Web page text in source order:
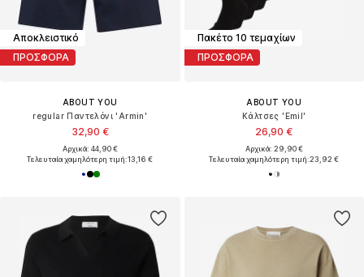
Αποκλειστικό
ΠΡΟΣΦΟΡΑ
ABOUT YOU
regular Παντελόνι 'Armin'
32,90 €
Αρχικά: 44,90 €
Τελευταία χαμηλότερη τιμή:13,16 €
Πακέτο 10 τεμαχίων
ΠΡΟΣΦΟΡΑ
ABOUT YOU
Κάλτσες 'Emil'
26,90 €
Αρχικά: 29,90 €
Τελευταία χαμηλότερη τιμή:23,92 €